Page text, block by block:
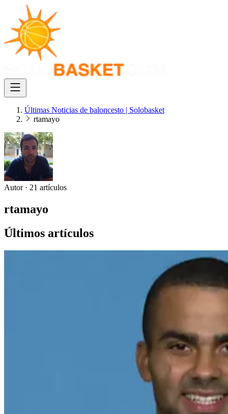
Últimas Noticias de baloncesto | Solobasket
rtamayo
Autor · 21 artículos
rtamayo
Últimos artículos